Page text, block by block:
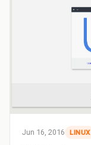
Jun 16, 2016 LINUX